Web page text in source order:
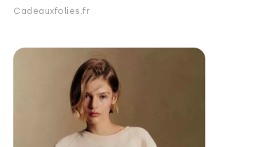
Cadeauxfolies.fr